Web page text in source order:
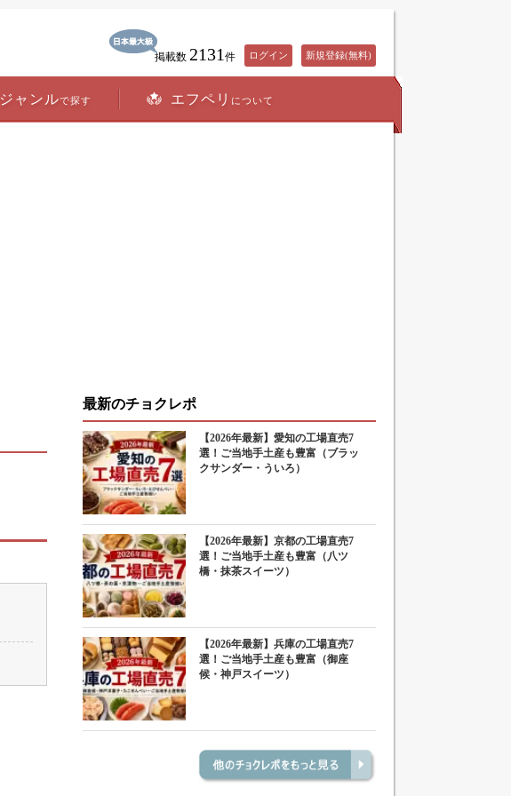
掲載数 2131 件 ログイン 新規登録(無料)
ジャンルで探す エフペリ について
最新のチョクレポ
【2026年最新】愛知の工場直売7
選！ご当地手土産も豊富（ブラッ
クサンダー・ういろ）
【2026年最新】京都の工場直売7
選！ご当地手土産も豊富（八ツ
橋・抹茶スイーツ）
【2026年最新】兵庫の工場直売7
選！ご当地手土産も豊富（御座
候・神戸スイーツ）